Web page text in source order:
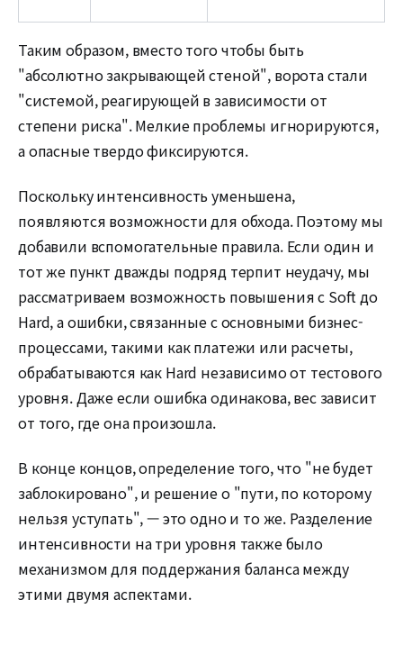
Таким образом, вместо того чтобы быть
"абсолютно закрывающей стеной", ворота стали
"системой, реагирующей в зависимости от
степени риска". Мелкие проблемы игнорируются,
а опасные твердо фиксируются.
Поскольку интенсивность уменьшена,
появляются возможности для обхода. Поэтому мы
добавили вспомогательные правила. Если один и
тот же пункт дважды подряд терпит неудачу, мы
рассматриваем возможность повышения с Soft до
Hard, а ошибки, связанные с основными бизнес-
процессами, такими как платежи или расчеты,
обрабатываются как Hard независимо от тестового
уровня. Даже если ошибка одинакова, вес зависит
от того, где она произошла.
В конце концов, определение того, что "не будет
заблокировано", и решение о "пути, по которому
нельзя уступать", — это одно и то же. Разделение
интенсивности на три уровня также было
механизмом для поддержания баланса между
этими двумя аспектами.